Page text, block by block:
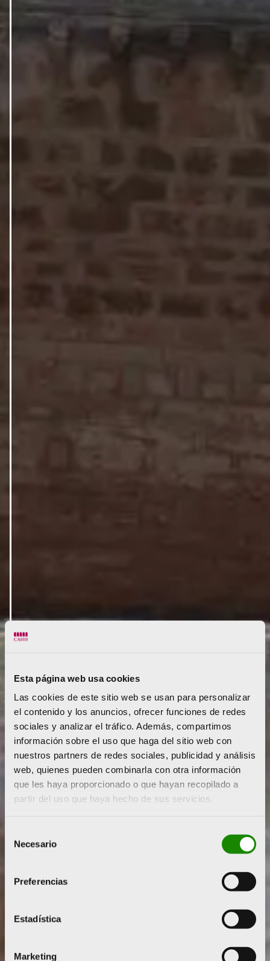
Esta página web usa cookies
Las cookies de este sitio web se usan para personalizar
el contenido y los anuncios, ofrecer funciones de redes
sociales y analizar el tráfico. Además, compartimos
información sobre el uso que haga del sitio web con
nuestros partners de redes sociales, publicidad y análisis
web, quienes pueden combinarla con otra información
que les haya proporcionado o que hayan recopilado a
partir del uso que haya hecho de sus servicios.
Necesario
Preferencias
Estadística
Marketing